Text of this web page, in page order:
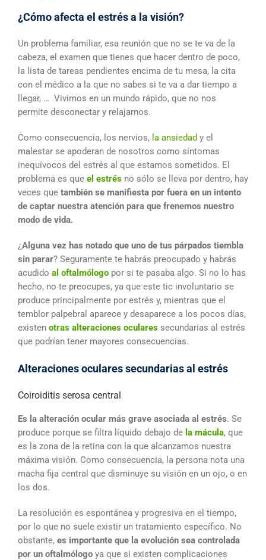
¿Cómo afecta el estrés a la visión?
Un problema familiar, esa reunión que no se te va de la
cabeza, el examen que tienes que hacer dentro de poco,
la lista de tareas pendientes encima de tu mesa, la cita
con el médico a la que no sabes si te va a dar tiempo a
llegar, … Vivimos en un mundo rápido, que no nos
permite desconectar y relajarnos.
Como consecuencia, los nervios, la ansiedad y el
malestar se apoderan de nosotros como síntomas
inequívocos del estrés al que estamos sometidos. El
problema es que el estrés no sólo se lleva por dentro, hay
veces que también se manifiesta por fuera en un intento
de captar nuestra atención para que frenemos nuestro
modo de vida.
¿Alguna vez has notado que uno de tus párpados tiembla
sin parar? Seguramente te habrás preocupado y habrás
acudido al oftalmólogo por si te pasaba algo. Si no lo has
hecho, no te preocupes, ya que este tic involuntario se
produce principalmente por estrés y, mientras que el
temblor palpebral aparece y desaparece a los pocos días,
existen otras alteraciones oculares secundarias al estrés
que podrían tener mayores consecuencias.
Alteraciones oculares secundarias al estrés
Coiroiditis serosa central
Es la alteración ocular más grave asociada al estrés. Se
produce porque se filtra líquido debajo de la mácula, que
es la zona de la retina con la que alcanzamos nuestra
máxima visión. Como consecuencia, la persona nota una
macha fija central que disminuye su visión en un ojo, o en
los dos.
La resolución es espontánea y progresiva en el tiempo,
por lo que no suele existir un tratamiento específico. No
obstante, es importante que la evolución sea controlada
por un oftalmólogo ya que si existen complicaciones